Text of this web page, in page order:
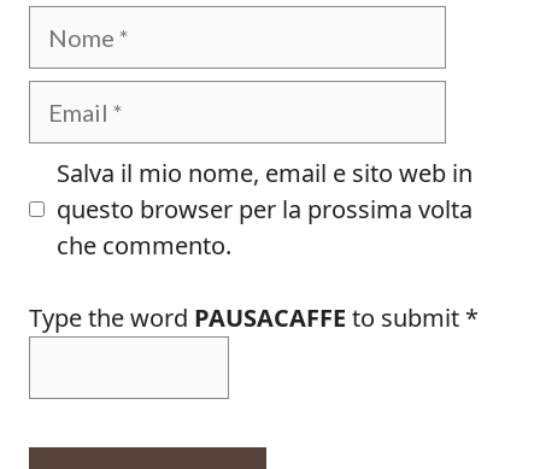
Salva il mio nome, email e sito web in
questo browser per la prossima volta
che commento.
Type the word PAUSACAFFE to submit *